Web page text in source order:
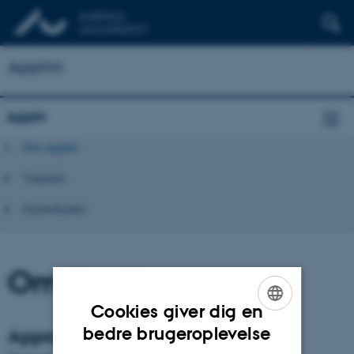
AppInn
AppIn
Om AppIn
Om AppIn
Approaching Inclusion - AppIn
ENGLISH
Cookies giver dig en
bedre brugeroplevelse